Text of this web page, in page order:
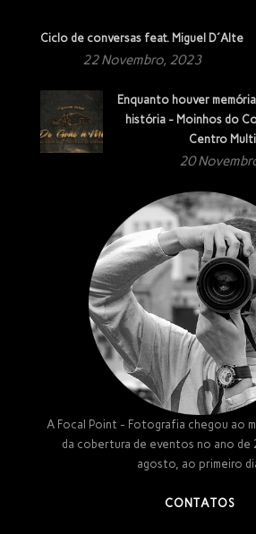
Ciclo de conversas feat. Miguel D´Alte
22 Novembro, 2023
Enquanto houver
história - Moinhos do
Centro
20
A Focal Point - Fotografia chegou ao
da cobertura de eventos no ano de
agosto, ao primeiro
CONTATOS